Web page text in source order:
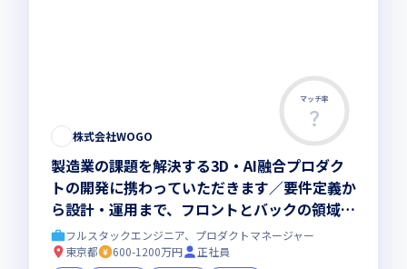
マッチ率
株式会社WOGO
製造業の課題を解決する3D・AI融合プロダク
トの開発に携わっていただきます／要件定義か
ら設計・運用まで、フロントとバックの領域を
越えたフルスタックな開発に挑めます
フルスタックエンジニア、プロダクトマネージャー
東京都
600-1200万円
正社員